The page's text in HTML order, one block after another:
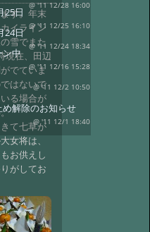
す。年末
イライン
雪でまた
現在、田辺
でていま
はないで
る場合が
て七草が
女将は、
お供えし
がしてお
@ '11 12/28 16:00
25日
@ '11 12/25 16:10
24日
@ '11 12/24 18:34
ン中
@ '11 12/16 15:28
@ '11 12/2 10:50
め解除のお知らせ
@ '11 12/1 18:40
@ '11 11/29 17:51
ま
@ '11 11/6 20:48
きました